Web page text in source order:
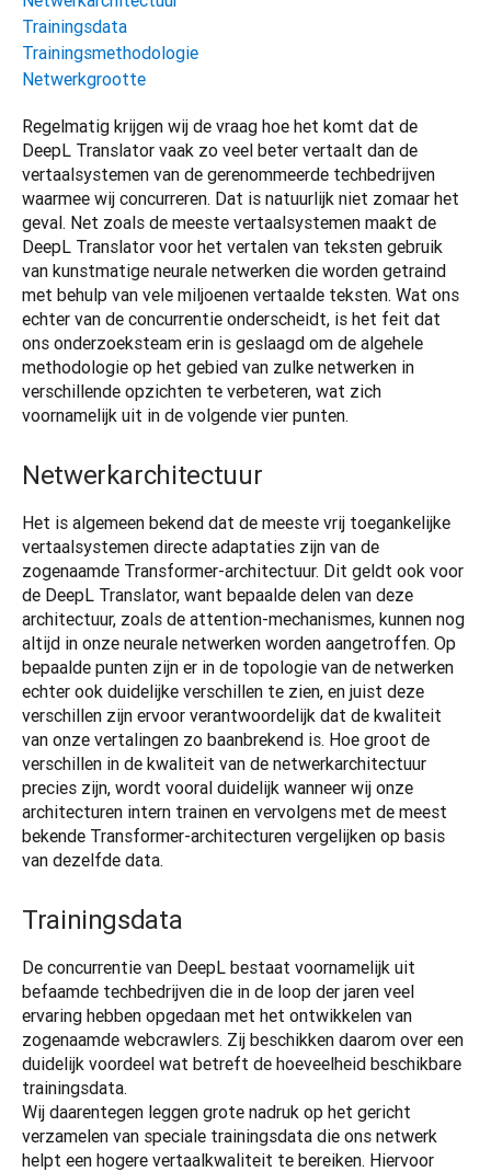
Trainingsdata
Trainingsmethodologie
Netwerkgrootte
Regelmatig krijgen wij de vraag hoe het komt dat de
DeepL Translator vaak zo veel beter vertaalt dan de
vertaalsystemen van de gerenommeerde techbedrijven
waarmee wij concurreren. Dat is natuurlijk niet zomaar het
geval. Net zoals de meeste vertaalsystemen maakt de
DeepL Translator voor het vertalen van teksten gebruik
van kunstmatige neurale netwerken die worden getraind
met behulp van vele miljoenen vertaalde teksten. Wat ons
echter van de concurrentie onderscheidt, is het feit dat
ons onderzoeksteam erin is geslaagd om de algehele
methodologie op het gebied van zulke netwerken in
verschillende opzichten te verbeteren, wat zich
voornamelijk uit in de volgende vier punten.
Netwerkarchitectuur
Het is algemeen bekend dat de meeste vrij toegankelijke
vertaalsystemen directe adaptaties zijn van de
zogenaamde Transformer-architectuur. Dit geldt ook voor
de DeepL Translator, want bepaalde delen van deze
architectuur, zoals de attention-mechanismes, kunnen nog
altijd in onze neurale netwerken worden aangetroffen. Op
bepaalde punten zijn er in de topologie van de netwerken
echter ook duidelijke verschillen te zien, en juist deze
verschillen zijn ervoor verantwoordelijk dat de kwaliteit
van onze vertalingen zo baanbrekend is. Hoe groot de
verschillen in de kwaliteit van de netwerkarchitectuur
precies zijn, wordt vooral duidelijk wanneer wij onze
architecturen intern trainen en vervolgens met de meest
bekende Transformer-architecturen vergelijken op basis
van dezelfde data.
Trainingsdata
De concurrentie van DeepL bestaat voornamelijk uit
befaamde techbedrijven die in de loop der jaren veel
ervaring hebben opgedaan met het ontwikkelen van
zogenaamde webcrawlers. Zij beschikken daarom over een
duidelijk voordeel wat betreft de hoeveelheid beschikbare
trainingsdata.
Wij daarentegen leggen grote nadruk op het gericht
verzamelen van speciale trainingsdata die ons netwerk
helpt een hogere vertaalkwaliteit te bereiken. Hiervoor